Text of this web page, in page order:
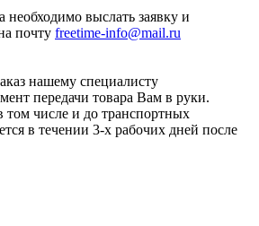
необходимо выслать заявку и
почту freetime-info@mail.ru
нашему специалисту
передачи товара Вам в руки.
том числе и до транспортных
в течении 3-х рабочих дней после